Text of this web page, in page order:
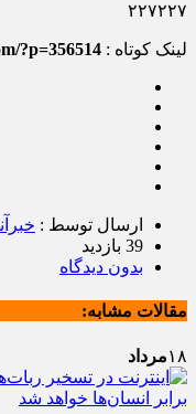
۲۲۷۲۲۷
لینک کوتاه : ?p=356514
ارسال توسط :
39 بازدید
بدون دیدگاه
مقالات مشابه:
۱۸مرداد